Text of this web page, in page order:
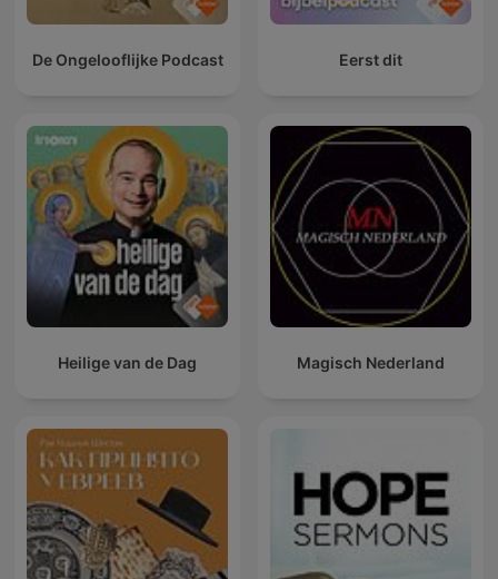
De Ongelooflijke Podcast Eerst dit
Heilige van de Dag Magisch Nederland